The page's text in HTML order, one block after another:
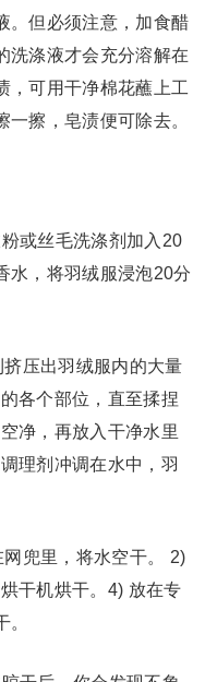
。但必须注意，加食醋
洗涤液才会充分溶解在
，可用干净棉花蘸上工
擦，皂渍便可除去。
或丝毛洗涤剂加入20
水，将羽绒服浸泡20分
压出羽绒服内的大量
各个部位，直至揉捏
净，再放入干净水里
理剂冲调在水中，羽
兜里，将水空干。 2)
干机烘干。4) 放在专